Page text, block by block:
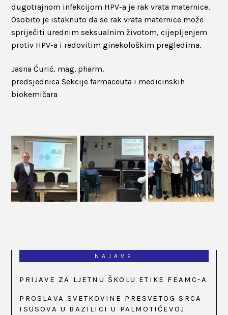
dugotrajnom infekcijom HPV-a je rak vrata maternice.
Osobito je istaknuto da se rak vrata maternice može
spriječiti urednim seksualnim životom, cijepljenjem
protiv HPV-a i redovitim ginekološkim pregledima.
Jasna Ćurić, mag. pharm.
predsjednica Sekcije farmaceuta i medicinskih
biokemičara
NAJAVE
PRIJAVE ZA LJETNU ŠKOLU ETIKE FEAMC-A
PROSLAVA SVETKOVINE PRESVETOG SRCA
ISUSOVA U BAZILICI U PALMOTIĆEVOJ